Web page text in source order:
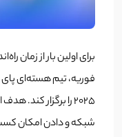
فوریه، تیم هسته‌ای
شبکه و دادن امکان